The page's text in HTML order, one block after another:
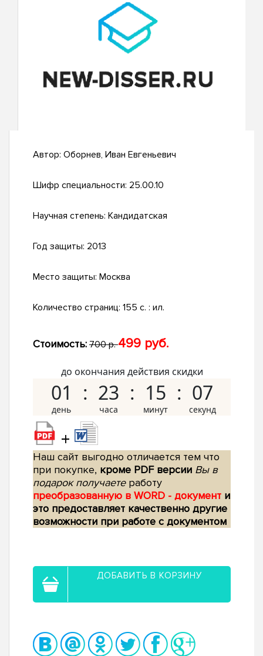
Автор: Оборнев, Иван Евгеньевич
Шифр специальности: 25.00.10
Научная степень: Кандидатская
Год защиты: 2013
Место защиты: Москва
Количество страниц: 155 с. : ил.
Стоимость: 700 р.499 руб.
до окончания действия скидки
01 23 15 06
+
Наш сайт выгодно отличается тем что
при покупке, кроме PDF версии Вы в
подарок получаетеработу
преобразованную в WORD - документ и
это предоставляет качественно другие
возможности при работе с документом
ДОБАВИТЬ В КОРЗИНУ